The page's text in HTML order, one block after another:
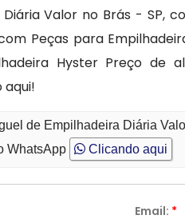
Valor no Brás - SP,
Peças para
Hyster Preço
aqui!
de Empilhadeira Diária
WhatsApp Clicando aqui
Email: *